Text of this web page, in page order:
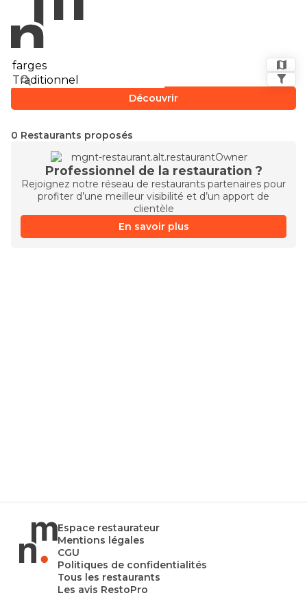
Découvrir
0 Restaurants proposés
Professionnel de la restauration ?
Rejoignez notre réseau de restaurants partenaires pour
profiter d’une meilleur visibilité et d’un apport de
clientèle
En savoir plus
Espace restaurateur
Mentions légales
CGU
Politiques de confidentialités
Tous les restaurants
Les avis RestoPro